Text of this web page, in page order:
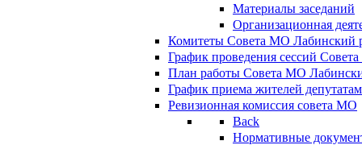
Материалы заседаний
Организационная
Комитеты Совета МО Лабинский
График проведения сессий
План работы Совета МО
График приема жителей
Ревизионная комиссия совета МО
Back
Нормативные